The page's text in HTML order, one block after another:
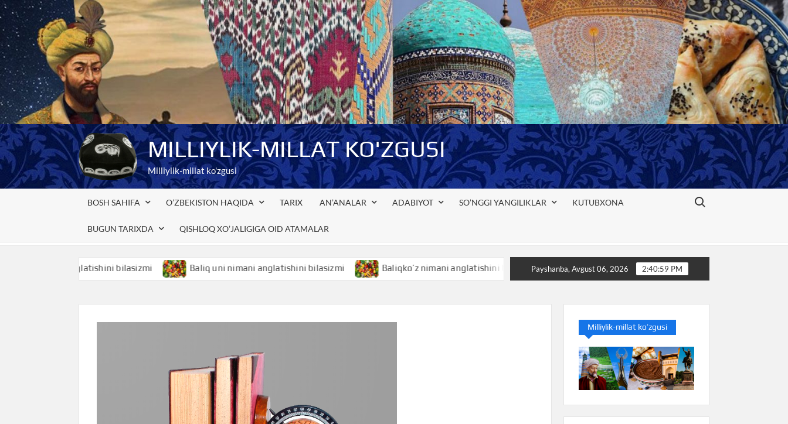
Skip
to
content
MILLIYLIK-MILLAT KO'ZGUSI
Milliylik-millat ko'zgusi
BOSH SAHIFA O’ZBEKISTON HAQIDA TARIX AN’ANALAR ADABIYOT SO’NGGI YANGILIKLAR KUTUBXONA
BUGUN TARIXDA QISHLOQ XO’JALIGIGA OID ATAMALAR
Search for:
anglatishini bilasizmi Baliq uni nimani anglatishini bilasizmi Baliqko’z nimani anglatishini bilasizmi Baliq nimani anglatishini bilasizmi
Payshanba, Avgust 06, 2026 2:41:00 PM
Milliylik-millat ko’zgusi